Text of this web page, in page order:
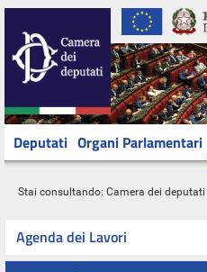
Deputati Organi Parlamentari
Stai consultando: Camera dei deputati
Agenda dei Lavori